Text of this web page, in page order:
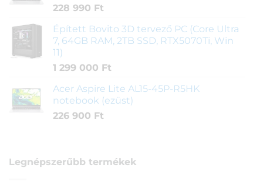
228 990 Ft
Épített Bovito 3D tervező PC (Core Ultra
7, 64GB RAM, 2TB SSD, RTX5070Ti, Win
11)
1 299 000 Ft
Acer Aspire Lite AL15-45P-R5HK
notebook (ezüst)
226 900 Ft
Legnépszerűbb termékek